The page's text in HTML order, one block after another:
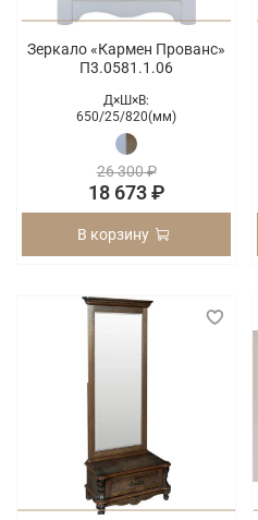
Зеркало «Кармен Прованс»
П3.0581.1.06
Д×Ш×В:
650/25/820(мм)
26 300 ₽
18 673 ₽
В корзину